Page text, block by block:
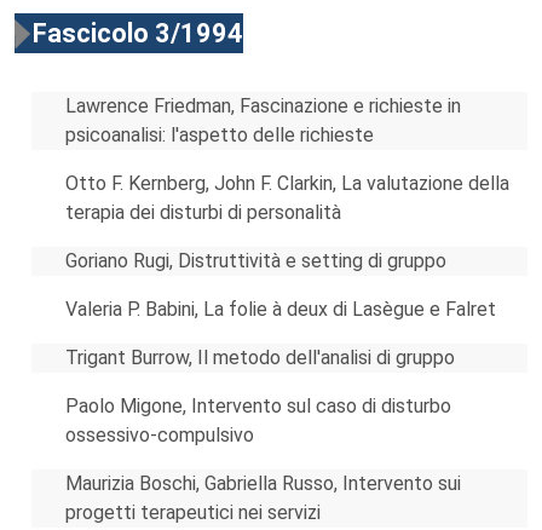
Fascicolo 3/1994
Lawrence Friedman, Fascinazione e richieste in
psicoanalisi: l'aspetto delle richieste
Otto F. Kernberg, John F. Clarkin, La valutazione della
terapia dei disturbi di personalità
Goriano Rugi, Distruttività e setting di gruppo
Valeria P. Babini, La folie à deux di Lasègue e Falret
Trigant Burrow, Il metodo dell'analisi di gruppo
Paolo Migone, Intervento sul caso di disturbo
ossessivo-compulsivo
Maurizia Boschi, Gabriella Russo, Intervento sui
progetti terapeutici nei servizi